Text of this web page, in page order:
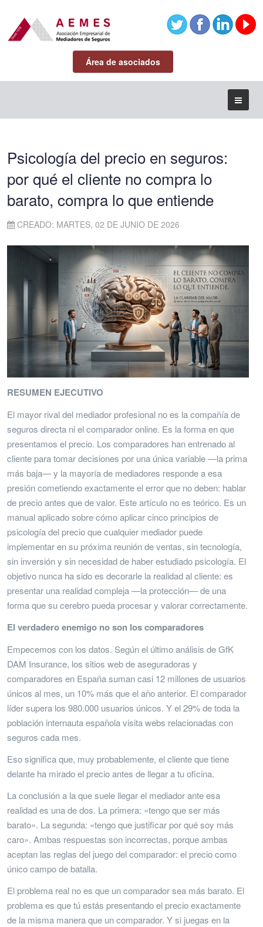
Área de asociados
Psicología del precio en seguros:
por qué el cliente no compra lo
barato, compra lo que entiende
CREADO: MARTES, 02 DE JUNIO DE 2026
RESUMEN EJECUTIVO
El mayor rival del mediador profesional no es la compañía de
seguros directa ni el comparador online. Es la forma en que
presentamos el precio. Los comparadores han entrenado al
cliente para tomar decisiones por una única variable —la prima
más baja— y la mayoría de mediadores responde a esa
presión cometiendo exactamente el error que no deben: hablar
de precio antes que de valor. Este artículo no es teórico. Es un
manual aplicado sobre cómo aplicar cinco principios de
psicología del precio que cualquier mediador puede
implementar en su próxima reunión de ventas, sin tecnología,
sin inversión y sin necesidad de haber estudiado psicología. El
objetivo nunca ha sido es decorarle la realidad al cliente: es
presentar una realidad compleja —la protección— de una
forma que su cerebro pueda procesar y valorar correctamente.
El verdadero enemigo no son los comparadores
Empecemos con los datos. Según el último análisis de GfK
DAM Insurance, los sitios web de aseguradoras y
comparadores en España suman casi 12 millones de usuarios
únicos al mes, un 10% más que el año anterior. El comparador
líder supera los 980.000 usuarios únicos. Y el 29% de toda la
población internauta española visita webs relacionadas con
seguros cada mes.
Eso significa que, muy probablemente, el cliente que tiene
delante ha mirado el precio antes de llegar a tu oficina.
La conclusión a la que suele llegar el mediador ante esa
realidad es una de dos. La primera: «tengo que ser más
barato». La segunda: «tengo que justificar por qué soy más
caro». Ambas respuestas son incorrectas, porque ambas
aceptan las reglas del juego del comparador: el precio como
único campo de batalla.
El problema real no es que un comparador sea más barato. El
problema es que tú estás presentando el precio exactamente
de la misma manera que un comparador. Y si juegas en la